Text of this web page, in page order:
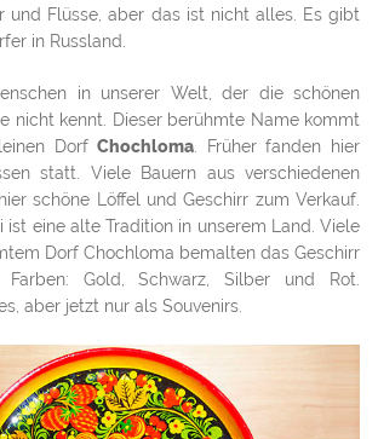
und Flüsse, aber das ist nicht alles. Es gibt
in Russland.
in unserer Welt, der die schönen
nicht kennt. Dieser berühmte Name kommt
DorfChochloma. Früher fanden hier
statt. Viele Bauern aus verschiedenen
schöne Löffel und Geschirr zum Verkauf.
ist eine alte Tradition in unserem Land. Viele
Dorf Chochloma bemalten das Geschirr
Farben: Gold, Schwarz, Silber und Rot.
aber jetzt nur als Souvenirs.